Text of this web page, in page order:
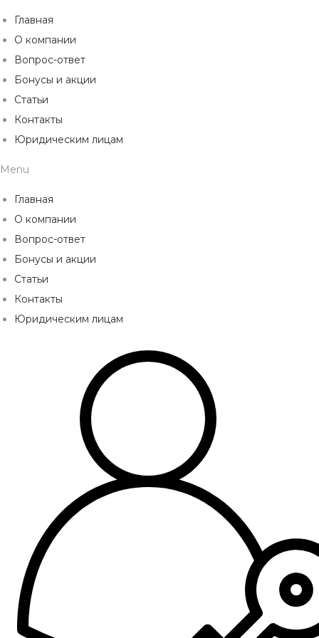
Главная
О компании
Вопрос-ответ
Бонусы и акции
Статьи
Контакты
Юридическим лицам
Menu
Главная
О компании
Вопрос-ответ
Бонусы и акции
Статьи
Контакты
Юридическим лицам